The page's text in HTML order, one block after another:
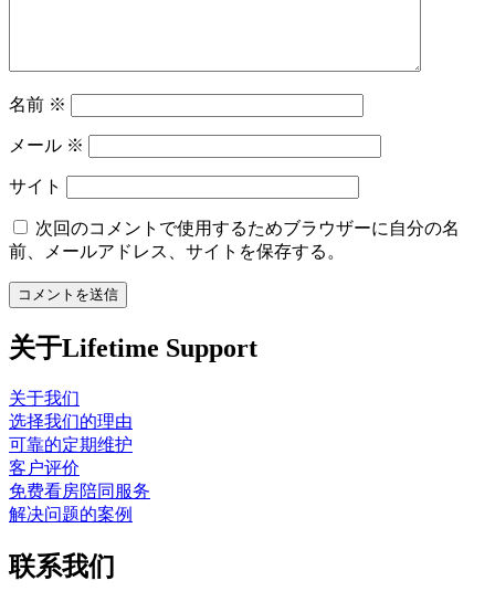
名前 ※
メール ※
サイト
次回のコメントで使用するためブラウザーに自分の名
前、メールアドレス、サイトを保存する。
关于Lifetime Support
关于我们
选择我们的理由
可靠的定期维护
客户评价
免费看房陪同服务
解决问题的案例
联系我们